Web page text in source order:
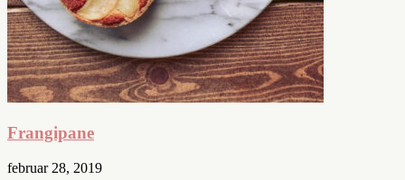
Frangipane
februar 28, 2019